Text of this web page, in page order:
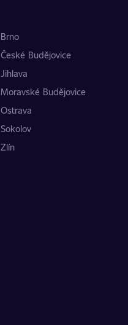
Brno
České Budějovice
Jihlava
Moravské Budějovice
Ostrava
Sokolov
Zlín